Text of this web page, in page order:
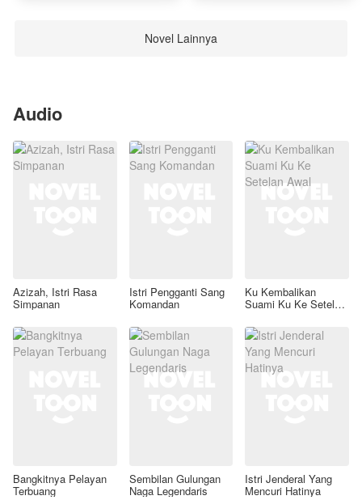
Novel Lainnya
Audio
Azizah, Istri Rasa
Simpanan
Istri Pengganti Sang
Komandan
Ku Kembalikan
Suami Ku Ke Setelan
Bangkitnya Pelayan
Terbuang
Sembilan Gulungan
Naga Legendaris
Istri Jenderal Yang
Mencuri Hatinya